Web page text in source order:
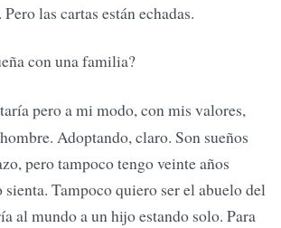
las cartas están echadas.
con una familia?
pero a mi modo, con mis valores,
Adoptando, claro. Son sueños
pero tampoco tengo veinte años
sienta. Tampoco quiero ser el abuelo del
al mundo a un hijo estando solo. Para